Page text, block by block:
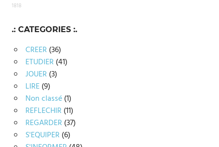
1818
.: CATEGORIES :.
CREER (36)
ETUDIER (41)
JOUER (3)
LIRE(9)
Non classé(1)
REFLECHIR (11)
REGARDER (37)
S'EQUIPER (6)